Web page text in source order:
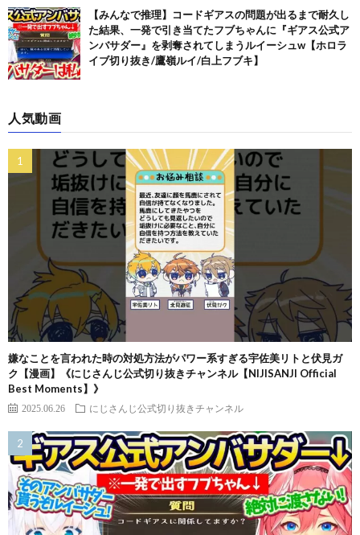
【みんなで推理】コードギアスの問題が出るまで耐久し
た結果、一発で引き当てたフブちゃんに『ギアス公式ア
ンバサダー』を剥奪されてしまうルイーシュw【ホロラ
イブ切り抜き/鷹嶺ルイ/白上フブキ】
人気動画
嫌なことを言われた時の対処方法がパワー系すぎる宇佐美リトと伏見ガ
ク【漫画】《にじさんじ公式切り抜きチャンネル【NIJISANJI Official
Best Moments】》
2025.06.26 にじさんじ公式切り抜きチャンネル